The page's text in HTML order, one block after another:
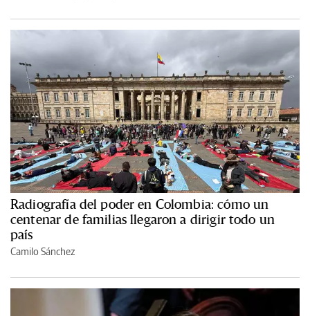
Radiografía del poder en Colombia: cómo un
centenar de familias llegaron a dirigir todo un
país
Camilo Sánchez